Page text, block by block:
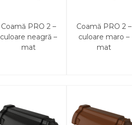
Coamă PRO 2 –
culoare neagră –
mat
Coamă PRO 2 –
culoare maro –
mat